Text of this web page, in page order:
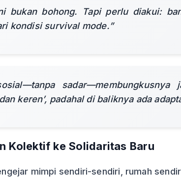
bukan bohong. Tapi perlu diakui:
kondisi survival mode.”
keren’, padahal di baliknya ada
Kolektif ke Solidaritas Baru
mimpi sendiri-sendiri, rumah